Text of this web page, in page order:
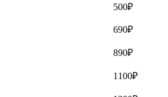
500₽
690₽
890₽
1100₽